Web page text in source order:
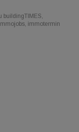
buildingTIMES,
immotermin